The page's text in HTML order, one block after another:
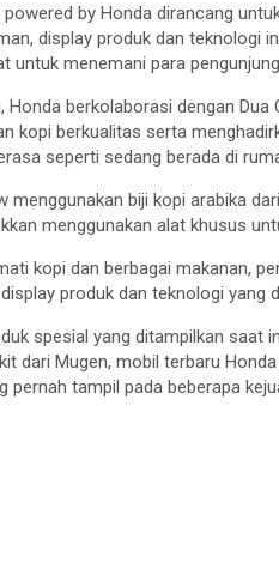
by Honda dirancang
display produk dan teknologi
untuk menemani para
Honda berkolaborasi dengan
kopi berkualitas serta
seperti sedang berada di
menggunakan biji kopi arabika
menggunakan alat khusus
kopi dan berbagai makanan,
produk dan teknologi yang
spesial yang ditampilkan saat
dari Mugen, mobil terbaru
pernah tampil pada beberapa